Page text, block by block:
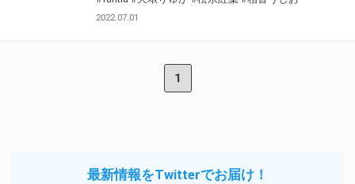
2022.07.01
1
最新情報をTwitterでお届け！